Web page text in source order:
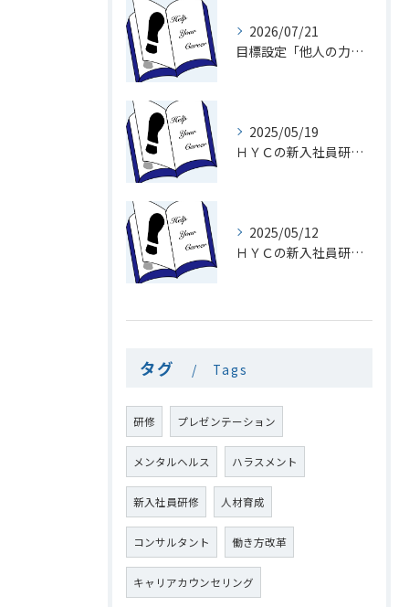
2026/07/21
目標設定「他人の力を利用」
2025/05/19
ＨＹＣの新入社員研修１９「メール」
2025/05/12
ＨＹＣの新入社員研修１8「電話を速くとる意味」
タグ Tags
研修 プレゼンテーション
メンタルヘルス ハラスメント
新入社員研修 人材育成
コンサルタント 働き方改革
キャリアカウンセリング